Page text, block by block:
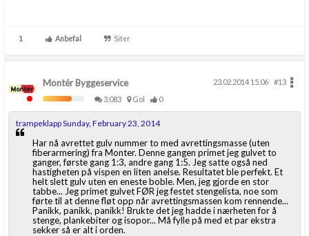
1 Anbefal Siter
Montér Byggeservice 23.02.2014 15.06
#13
3,083
Gol 0
trampeklapp Sunday, February 23, 2014
Har nå avrettet gulv nummer to med avrettingsmasse (uten
fiberarmering) fra Monter. Denne gangen primet jeg gulvet to
ganger, første gang 1:3, andre gang 1:5. Jeg satte også ned
hastigheten på vispen en liten anelse. Resultatet ble perfekt. Et
helt slett gulv uten en eneste boble. Men, jeg gjorde en stor
tabbe... Jeg primet gulvet FØR jeg festet stengelista, noe som
førte til at denne fløt opp når avrettingsmassen kom rennende...
Panikk, panikk, panikk! Brukte det jeg hadde i nærheten for å
stenge, plankebiter og isopor... Må fylle på med et par ekstra
sekker så er alt i orden.